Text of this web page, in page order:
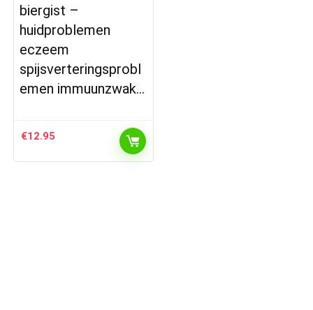
biergist –
huidproblemen
eczeem
spijsverteringsprobl
emen immuunzwak…
€12.95